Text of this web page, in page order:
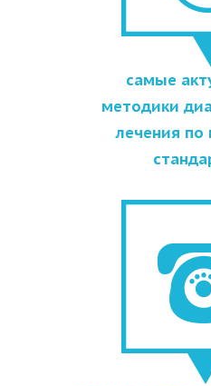
самые
методики
лечения